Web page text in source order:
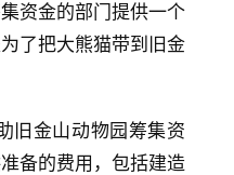
资金的部门提供一个
了把大熊猫带到旧金
旧金山动物园筹集资
备的费用，包括建造